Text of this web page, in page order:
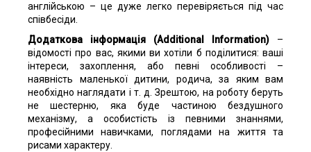
англійською – це дуже легко перевіряється під час
співбесіди.
Додаткова інформація (Additional Information) –
відомості про вас, якими ви хотіли б поділитися: ваші
інтереси, захоплення, або певні особливості –
наявність маленької дитини, родича, за яким вам
необхідно наглядати і т. д. Зрештою, на роботу беруть
не шестерню, яка буде частиною бездушного
механізму, а особистість із певними знаннями,
професійними навичками, поглядами на життя та
рисами характеру.